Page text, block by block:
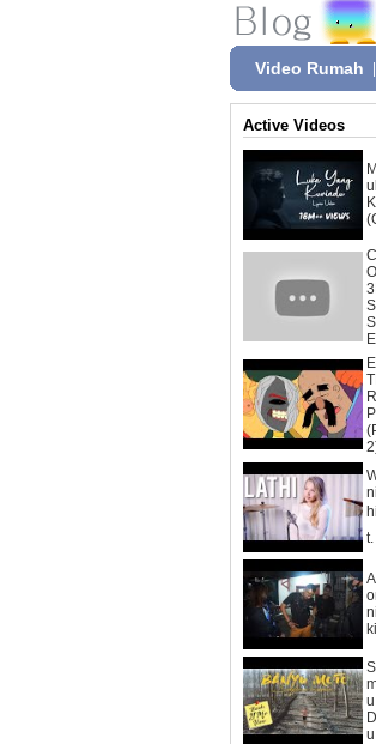
Video Rumah
Active Videos